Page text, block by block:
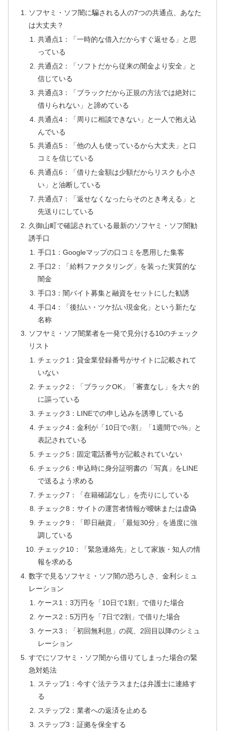
ソフヤミ・ソフ闇に騙される人の7つの共通点、あなた
は大丈夫？
共通点1：「一時的な借入だからすぐ返せる」と思
っている
共通点2：「ソフトだから従来の闇金より安全」と
信じている
共通点3：「ブラックだから正規の方法では絶対に
借りられない」と諦めている
共通点4：「周りに相談できない」と一人で抱え込
んでいる
共通点5：「他の人も使っているから大丈夫」と口
コミを信じている
共通点6：「借りた金額は少額だからリスクも小さ
い」と油断している
共通点7：「返せなくなったらそのとき考える」と
先送りにしている
久御山町で確認されている最新のソフヤミ・ソフ闇勧
誘手口
手口1：Googleマップの口コミを悪用した集客
手口2：「給料ファクタリング」を装った実質的な
闇金
手口3：闇バイト募集と融資をセットにした勧誘
手口4：「後払い・ツケ払い現金化」という新たな
名称
ソフヤミ・ソフ闇業者を一発で見分ける10のチェック
リスト
チェック1：貸金業登録番号がサイトに記載されて
いない
チェック2：「ブラックOK」「審査なし」を大々的
に謳っている
チェック3：LINEでの申し込みを誘導している
チェック4：金利が「10日で○割」「1週間で○%」と
表記されている
チェック5：固定電話番号が記載されていない
チェック6：申込時に身分証明書の「写真」をLINE
で送るよう求める
チェック7：「在籍確認なし」を売りにしている
チェック8：サイトの運営者情報が曖昧または虚偽
チェック9：「即日融資」「最短30分」を過度に強
調している
チェック10：「緊急連絡先」として家族・知人の情
報を求める
数字で見るソフヤミ・ソフ闇の恐ろしさ、金利シミュ
レーション
ケース1：3万円を「10日で1割」で借りた場合
ケース2：5万円を「7日で2割」で借りた場合
ケース3：「初回無利息」の罠、2回目以降のシミュ
レーション
すでにソフヤミ・ソフ闇から借りてしまった場合の緊
急対処法
ステップ1：今すぐ法テラスまたは弁護士に連絡す
る
ステップ2：業者への返済を止める
ステップ3：証拠を保全する